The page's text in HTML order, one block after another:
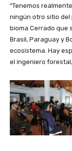
“Tenemos
ningún otro sitio del
bioma Cerrado que
Brasil, Paraguay y
ecosistema. Hay
el ingeniero